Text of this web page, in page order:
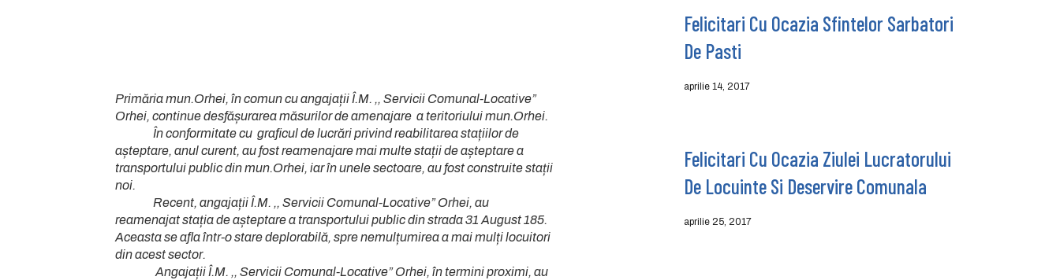
Primăria mun.Orhei, în comun cu angajații Î.M. ,, Servicii Comunal-Locative”
Orhei, continue desfășurarea măsurilor de amenajare a teritoriului mun.Orhei.
În conformitate cu graficul de lucrări privind reabilitarea stațiilor de
așteptare, anul curent, au fost reamenajare mai multe stații de așteptare a
transportului public din mun.Orhei, iar în unele sectoare, au fost construite stații
noi.
Recent, angajații Î.M. ,, Servicii Comunal-Locative” Orhei, au
reamenajat stația de așteptare a transportului public din strada 31 August 185.
Aceasta se afla într-o stare deplorabilă, spre nemulțumirea a mai mulți locuitori
din acest sector.
Angajații Î.M. ,, Servicii Comunal-Locative” Orhei, în termini proximi, au
Felicitari Cu Ocazia Sfintelor Sarbatori
De Pasti
aprilie 14, 2017
Felicitari Cu Ocazia Ziulei Lucratorului
De Locuinte Si Deservire Comunala
aprilie 25, 2017